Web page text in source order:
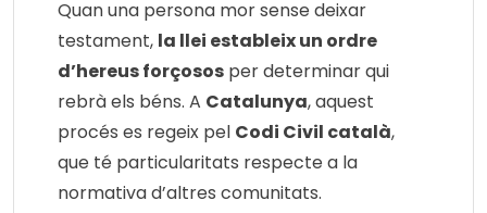
Quan una persona mor sense deixar
testament, la llei estableix un ordre
d’hereus forçosos per determinar qui
rebrà els béns. A Catalunya, aquest
procés es regeix pel Codi Civil català,
que té particularitats respecte a la
normativa d’altres comunitats.